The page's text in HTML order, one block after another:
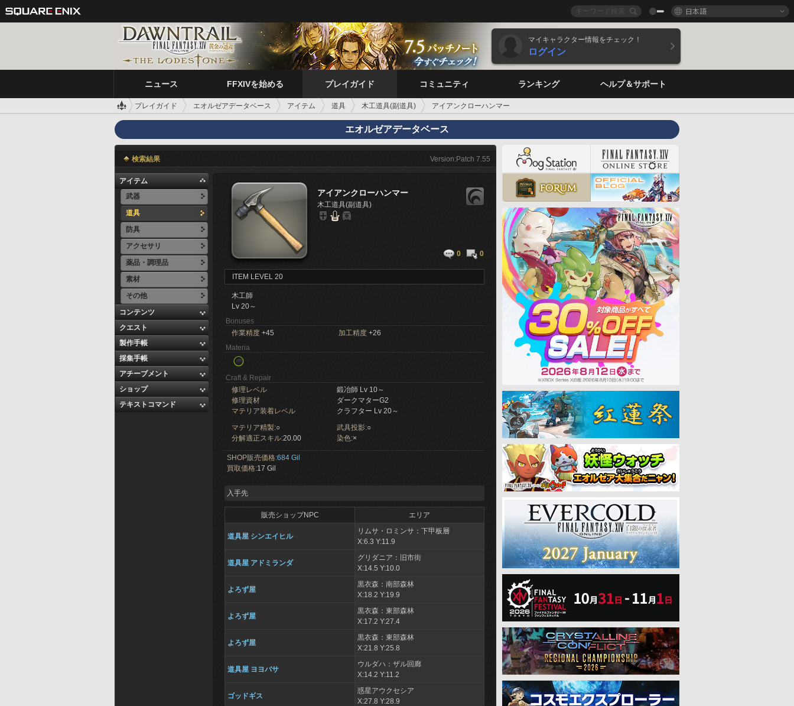
日本語
マイキャラクター情報をチェック！
ログイン
ニュース FFXIVを始める プレイガイド コミュニティ ランキング ヘルプ＆サポート
プレイガイド エオルゼアデータベース アイテム 道具 木工道具(副道具) アイアンクローハンマー
エオルゼアデータベース
検索結果 Version:Patch 7.55
アイテム
武器
道具
防具
アクセサリ
薬品・調理品
素材
その他
コンテンツ
クエスト
製作手帳
採集手帳
アチーブメント
ショップ
テキストコマンド
アイアンクローハンマー
木工道具(副道具)
0 0
ITEM LEVEL 20
木工師
Lv 20～
Bonuses
作業精度 +45 加工精度 +26
Materia
Craft & Repair
修理レベル
鍛冶師 Lv 10～
修理資材
ダークマターG2
マテリア装着レベル
クラフター Lv 20～
マテリア精製:○ 武具投影:○
分解適正スキル:20.00 染色:×
SHOP販売価格:684 Gil
買取価格:17 Gil
入手先
販売ショップNPC エリア
道具屋 シンエイヒル
リムサ・ロミンサ：下甲板層
X:6.3 Y:11.9
道具屋 アドミランダ
グリダニア：旧市街
X:14.5 Y:10.0
よろず屋
黒衣森：南部森林
X:18.2 Y:19.9
よろず屋
黒衣森：東部森林
X:17.2 Y:27.4
よろず屋
黒衣森：東部森林
X:21.8 Y:25.8
道具屋 ヨヨバサ
ウルダハ：ザル回廊
X:14.2 Y:11.2
ゴッドギス
惑星アウクセシア
X:27.8 Y:28.9